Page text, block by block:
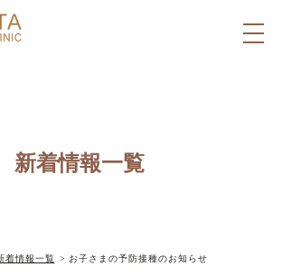
新着情報一覧
着情報一覧 お子さまの予防接種のお知らせ